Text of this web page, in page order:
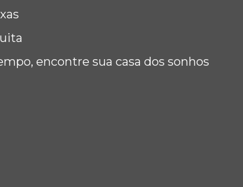
encontre sua casa dos sonhos